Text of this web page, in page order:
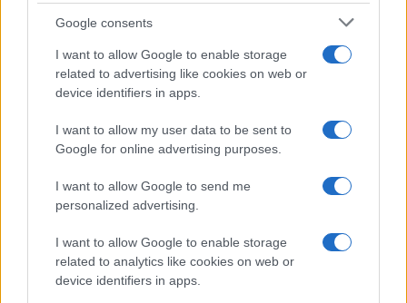
Google consents
I want to allow Google to enable storage
related to advertising like cookies on web or
device identifiers in apps.
I want to allow my user data to be sent to
Google for online advertising purposes.
I want to allow Google to send me
personalized advertising.
I want to allow Google to enable storage
related to analytics like cookies on web or
device identifiers in apps.
L’introduzione dell’Ertms rappresenta uno dei
della rete ferroviaria italiana. Il sistema consente
uno scambio continuo di informazioni tra
permettendo una gestione più precisa delle
distanze e delle velocità e contribuendo a rendere
più regolare la circolazione.
Come sottolineato in una nota, “l’introduzione
dell’Ertms consentirà un miglioramento